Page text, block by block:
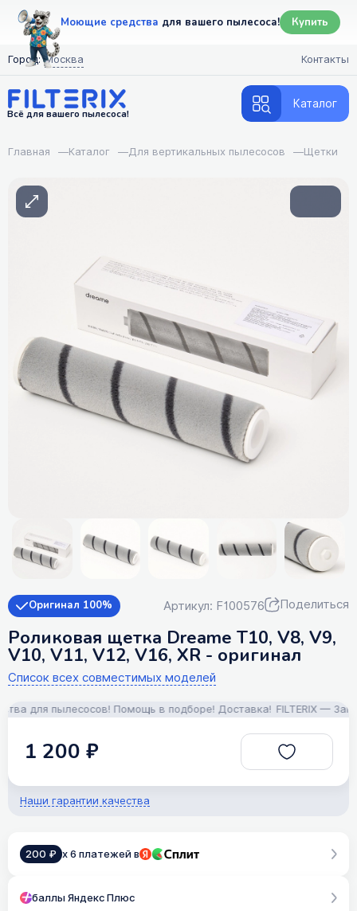
Моющие средства для вашего пылесоса! Купить
Город: Москва Контакты
Всё для вашего пылесоса!
Каталог
Главная —Каталог —Для вертикальных пылесосов —Щетки
Оригинал 100% Артикул: F100576 Поделиться
Роликовая щетка Dreame T10, V8, V9,
V10, V11, V12, V16, XR - оригинал
Список всех совместимых моделей
для пылесосов! Помощь в подборе! Доставка! FILTERIX —
1 200 ₽
Наши гарантии качества
200 ₽ x 6 платежей в
баллы Яндекс Плюс